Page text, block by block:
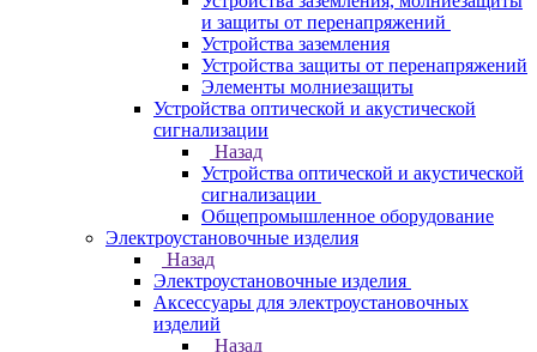
и защиты от перенапряжений
Устройства заземления
Устройства защиты от перенапряжений
Элементы молниезащиты
Устройства оптической и акустической
сигнализации
Назад
Устройства оптической и акустической
сигнализации
Общепромышленное оборудование
Электроустановочные изделия
Назад
Электроустановочные изделия
Аксессуары для электроустановочных
изделий
Назад